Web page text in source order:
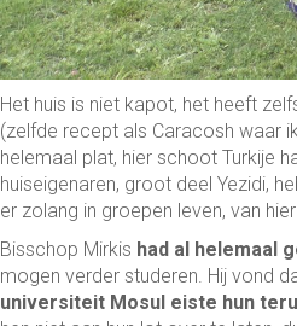
Het huis is niet kapot, het heeft
(zelfde recept als Caracosh waar
helemaal plat, hier schoot Turkije
huiseigenaren, groot deel Yezidi,
er zolang in groepen leven, van
Bisschop Mirkis had al helemaal
mogen verder studeren. Hij vond
universiteit Mosul eiste hun